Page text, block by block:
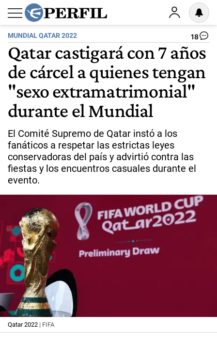
MUNDIAL QATAR 2022 18
Qatar castigará con 7 años
de cárcel a quienes tengan
"sexo extramatrimonial"
durante el Mundial
El Comité Supremo de Qatar instó a los
fanáticos a respetar las estrictas leyes
conservadoras del país y advirtió contra las
fiestas y los encuentros casuales durante el
evento.
Qatar 2022 | FIFA